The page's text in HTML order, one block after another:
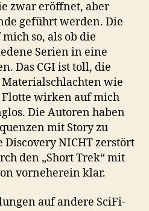
zwar eröffnet, aber
geführt werden. Die
so, als ob die
Serien in eine
Das CGI ist toll, die
wie
Flotte wirken auf mich
Die Autoren haben
mit Story zu
NICHT zerstört
den „Short Trek“ mit
vorneherein klar.
auf andere SciFi-